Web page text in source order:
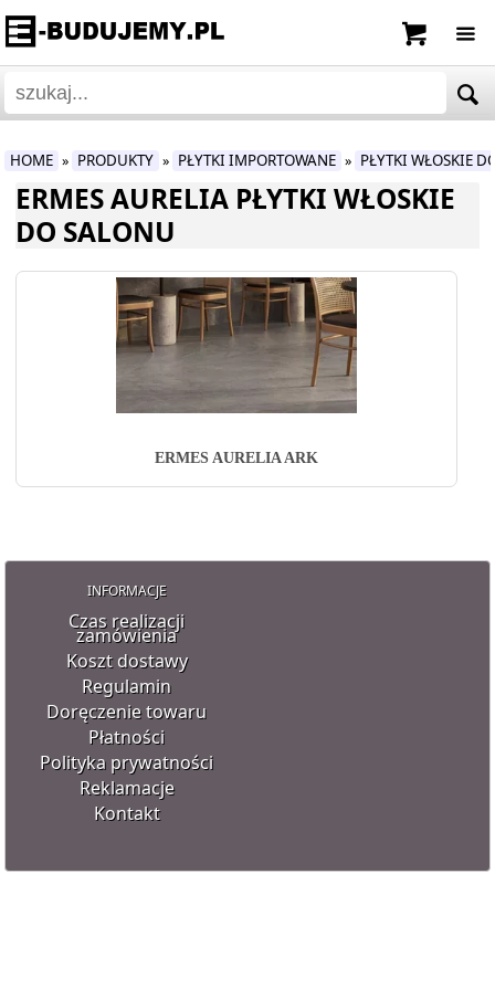
HOME » PRODUKTY » PŁYTKI IMPORTOWANE » PŁYTKI WŁOSKIE
ERMES AURELIA PŁYTKI WŁOSKIE
DO SALONU
ERMES AURELIA ARK
INFORMACJE
Czas realizacji
zamówienia
Koszt dostawy
Regulamin
Doręczenie towaru
Płatności
Polityka prywatności
Reklamacje
Kontakt